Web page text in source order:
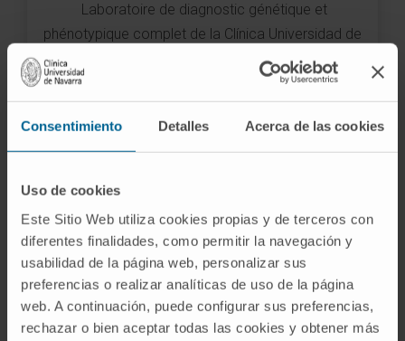
Consentimiento Detalles Acerca de las cookies
Uso de cookies
Este Sitio Web utiliza cookies propias y de terceros con
diferentes finalidades, como permitir la navegación y
usabilidad de la página web, personalizar sus
preferencias o realizar analíticas de uso de la página
web. A continuación, puede configurar sus preferencias,
rechazar o bien aceptar todas las cookies y obtener más
Laboratoire de diagnostic génétique et
phénotypique complet de la Clínica Universidad de